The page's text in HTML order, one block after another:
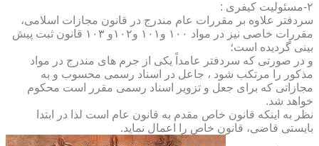
۲-مسئولیت کیفری :
سردفتر علاوه بر مقررات عام مندرج در قانون مجازات اسلامی،
مقررات خاصی نیز در مواد ۱۰۰ و۱۰۱ و۱۰۲و ۱۰۳ قانون ثبت پیش
بینی گردیده است؛
و در صورتی که سردفتر عامداً یکی از جرم های مندرج در مواد
مذکور را مرتکب شود ، جاعل در اسناد رسمی محسوب و به
مجازاتی که برای جعل و تزویر اسناد رسمی مقرر است محکوم
خواهد شد.
نظر به اینکه قانون خاص مقدم به قانون عام است لذا در ابتدا
بایستی قاضی، قانون خاص را اعمال نماید.